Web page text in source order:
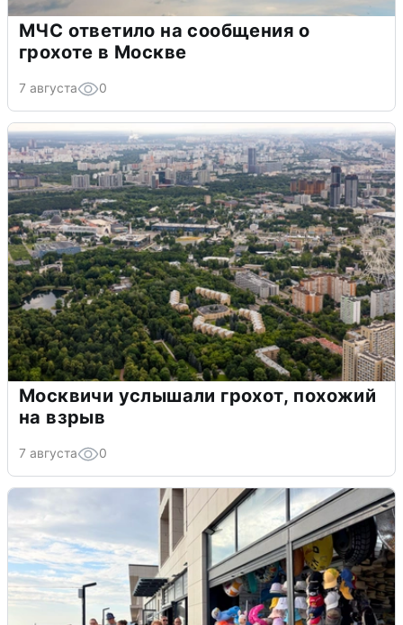
МЧС ответило на сообщения о
грохоте в Москве
7 августа 0
Москвичи услышали грохот, похожий
на взрыв
7 августа 0